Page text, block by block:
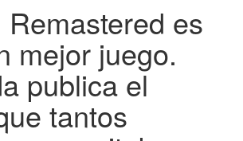
es
mejor juego.
publica el
tantos